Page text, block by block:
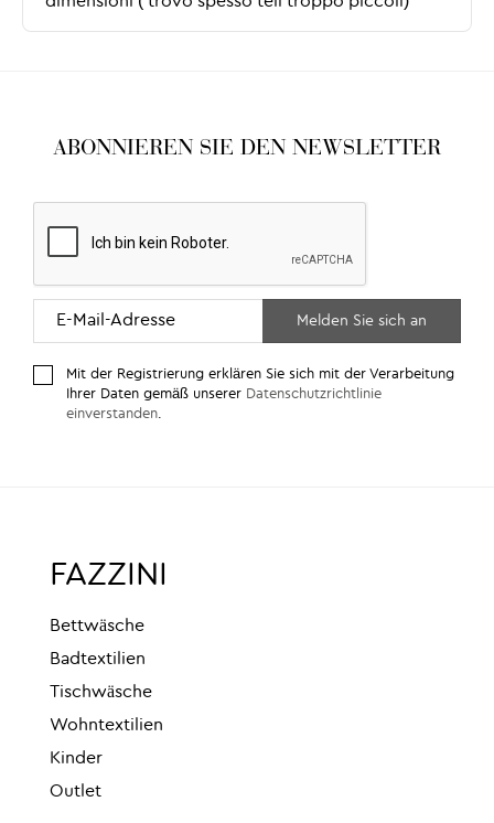
ABONNIEREN SIE DEN NEWSLETTER
Mit der Registrierung erklären Sie sich mit der Verarbeitung
Ihrer Daten gemäß unserer Datenschutzrichtlinie
einverstanden.
FAZZINI
Bettwäsche
Badtextilien
Tischwäsche
Wohntextilien
Kinder
Outlet